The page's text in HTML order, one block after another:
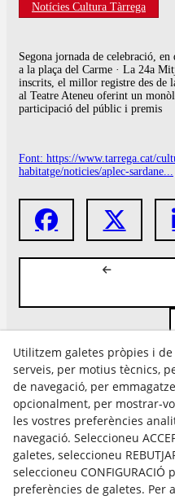
Notícies Cultura Tàrrega
Segona jornada de celebració, en
a la plaça del Carme · La 24a
inscrits, el millor registre des de
al Teatre Ateneu oferint un
participació del públic i premis
Font: https://www.tarrega.cat/
habitatge/noticies/aplec-sardane...
Avís Legal
Política Cookies
Política de Privacitat
Utilitzem galetes pròpies i
serveis, per motius tècnics,
de navegació, per
opcionalment, per mostrar-
les vostres preferències
navegació. Seleccioneu
galetes, seleccioneu
seleccioneu
preferències de galetes. Per